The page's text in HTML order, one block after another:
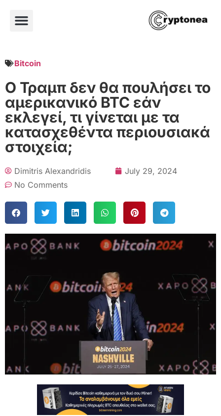
Bitcoin
Ο Τραμπ δεν θα πουλήσει το
αμερικανικό BTC εάν
εκλεγεί, τι γίνεται με τα
κατασχεθέντα περιουσιακά
στοιχεία;
Dimitris Alexandridis
July 29, 2024
No Comments